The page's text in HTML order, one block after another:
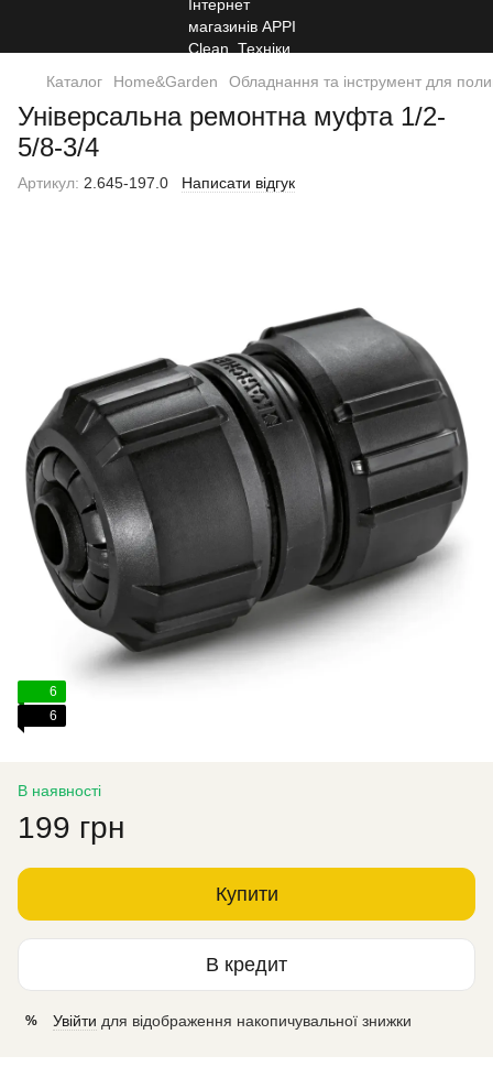
Каталог Home&Garden Обладнання та інструмент для
Універсальна ремонтна муфта 1/2-
5/8-3/4
Артикул: 2.645-197.0 Написати відгук
6
6
В наявності
199 грн
Купити
В кредит
% Увійти для відображення накопичувальної знижки